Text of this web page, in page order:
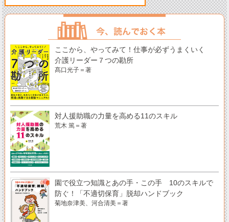
ここから、やってみて！仕事が必ずうまくいく
介護リーダー７つの勘所
髙口光子＝著
対人援助職の力量を高める11のスキル
荒木 篤＝著
園で役立つ知識とあの手・この手 10のスキルで
防ぐ！「不適切保育」脱却ハンドブック
菊地奈津美、河合清美＝著